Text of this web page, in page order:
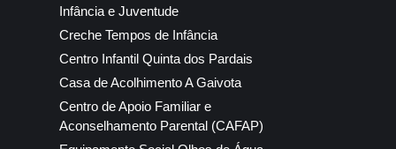
Infância e Juventude
Creche Tempos de Infância
Centro Infantil Quinta dos Pardais
Casa de Acolhimento A Gaivota
Centro de Apoio Familiar e
Aconselhamento Parental (CAFAP)